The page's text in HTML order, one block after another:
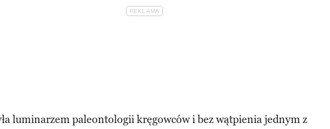
luminarzem paleontologii kręgowców i bez wątpienia jednym z